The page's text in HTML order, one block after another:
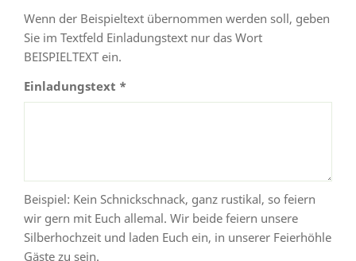
Wenn der Beispieltext übernommen werden soll, geben
Sie im Textfeld Einladungstext nur das Wort
BEISPIELTEXT ein.
Einladungstext *
Beispiel: Kein Schnickschnack, ganz rustikal, so feiern
wir gern mit Euch allemal. Wir beide feiern unsere
Silberhochzeit und laden Euch ein, in unserer Feierhöhle
Gäste zu sein.